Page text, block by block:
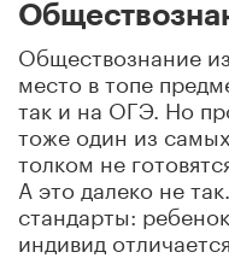
Обществознание
место в топе
так и на ОГЭ. Но
тоже один из
толком не
А это далеко не
стандарты:
индивид